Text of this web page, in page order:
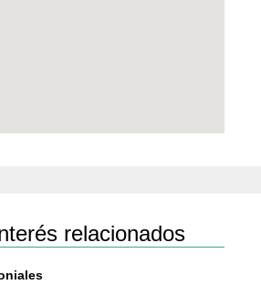
relacionados